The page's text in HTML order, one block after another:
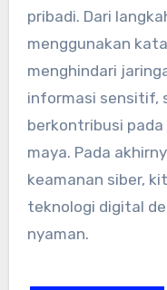
pribadi. Dari
menggunakan
menghindari
informasi sensitif,
berkontribusi
maya. Pada
keamanan siber,
teknologi digital
nyaman.